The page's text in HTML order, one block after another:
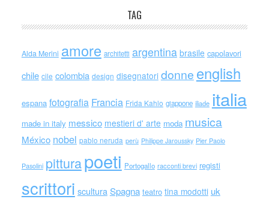
TAG
Alda Merini amore architetti argentina brasile capolavori
chile cile colombia design disegnatori donne english
espana fotografia Francia Frida Kahlo giappone iliade italia
made in italy messico mestieri d' arte moda musica
México nobel pablo neruda perù Philippe Jaroussky Pier Paolo
Pasolini pitturapoeti Portogallo racconti brevi registi
scrittori scultura Spagna teatro tina modotti uk